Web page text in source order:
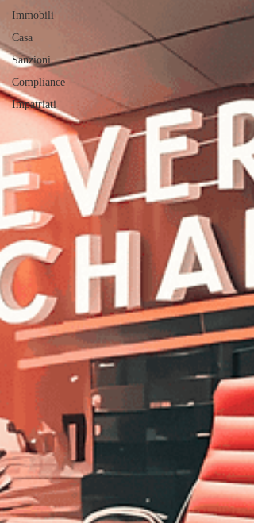
Immobili
Casa
Sanzioni
Compliance
Impatriati